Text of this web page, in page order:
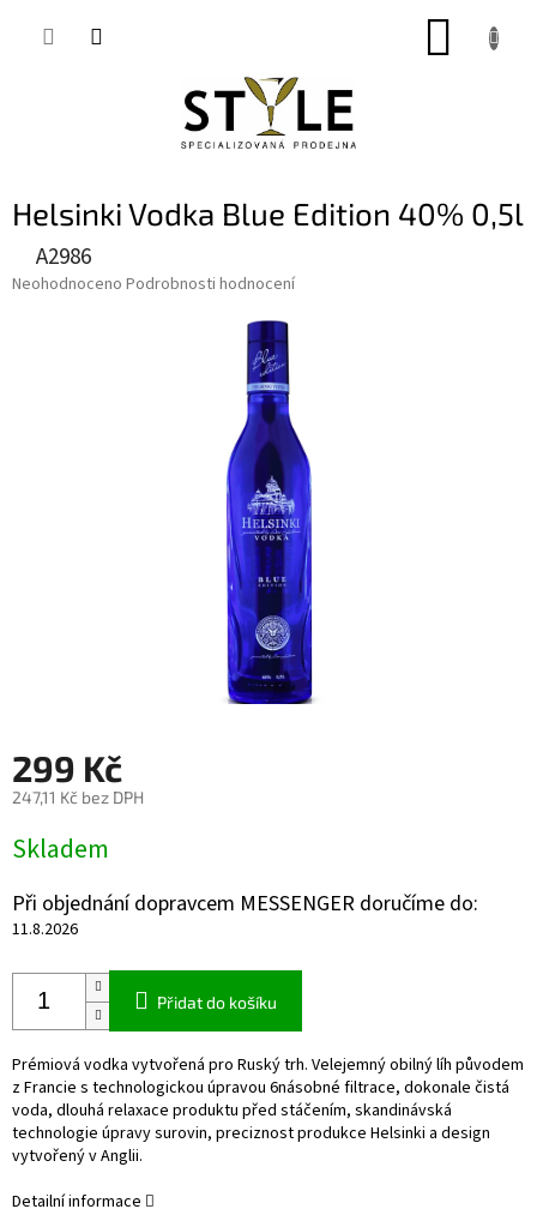
Helsinki Vodka Blue Edition 40% 0,5l
A2986
Průměrné
Neohodnoceno Podrobnosti hodnocení
299 Kč
247,11 Kč bez DPH
cena:
Skladem
Při objednání dopravcem MESSENGER doručíme do:
11.8.2026
Přidat do košíku
Prémiová vodka vytvořená pro Ruský trh. Velejemný obilný líh původem
z Francie s technologickou úpravou 6násobné filtrace, dokonale čistá
voda, dlouhá relaxace produktu před stáčením, skandinávská
technologie úpravy surovin, preciznost produkce Helsinki a design
vytvořený v Anglii.
Detailní informace